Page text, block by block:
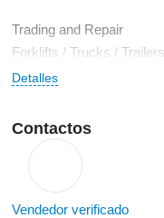
Trading and Repair
Forklifts / Trucks / Trailers
Detalles
Contactos
Vendedor verificado